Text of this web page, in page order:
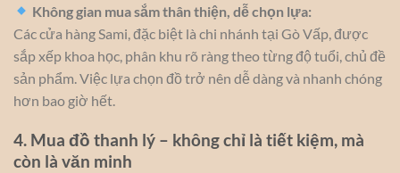
Không gian mua sắm thân thiện, dễ chọn lựa:
Các cửa hàng Sami, đặc biệt là chi nhánh tại Gò Vấp, được
sắp xếp khoa học, phân khu rõ ràng theo từng độ tuổi, chủ đề
sản phẩm. Việc lựa chọn đồ trở nên dễ dàng và nhanh chóng
hơn bao giờ hết.
4. Mua đồ thanh lý – không chỉ là tiết kiệm, mà
còn là văn minh